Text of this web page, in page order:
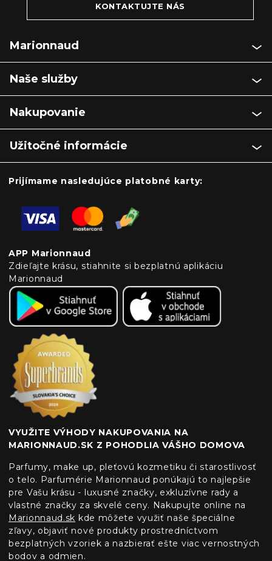
KONTAKTUJTE NÁS
Marionnaud
Naše služby
Nakupovanie
Užitočné informácie
Prijímame nasledujúce platobné karty:
APP Marionnaud
Zdieľajte krásu, stiahnite si bezplatnú aplikáciu
Marionnaud
VYUŽITE VÝHODY NAKUPOVANIA NA
MARIONNAUD.SK Z POHODLIA VÁŠHO DOMOVA
Parfumy, make up, pleťovú kozmetiku či starostlivosť
o telo. Parfumérie Marionnaud ponúkajú to najlepšie
pre Vašu krásu - luxusné značky, exkluzívne rady a
vlastné značky za skvelé ceny. Nakupujte online na
Marionnaud.sk kde môžete využiť naše špeciálne
zľavy, objaviť nové produkty prostredníctvom
bezplatných vzoriek a nazbierať ešte viac vernostných
bodov a odmien.